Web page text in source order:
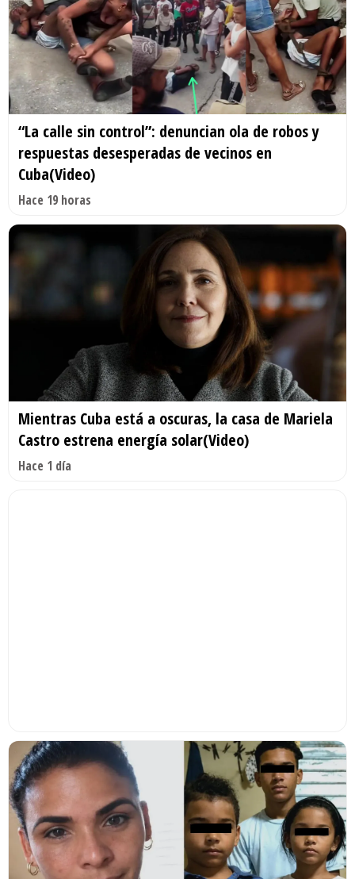
“La calle sin control”: denuncian ola de robos y
respuestas desesperadas de vecinos en
Cuba(Video)
Hace 19 horas
Mientras Cuba está a oscuras, la casa de Mariela
Castro estrena energía solar(Video)
Hace 1 día